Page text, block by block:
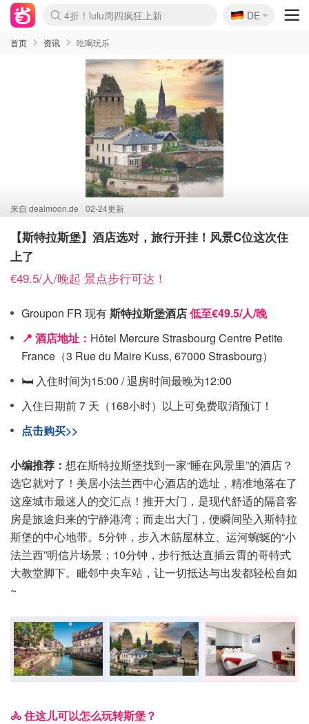
Boticinal 夏促开抢！
4折！lulu周四疯狂上新
还没结束！&OtherStories大促
Joybuy变相75折 随时失效
速领！Stanley独家85折
疑似霸哥！Camper额外叠85折
Zalando 奥莱闪促！每日更新
Moncler反季囤！5折起+叠9折
Coach Brooklyn仅€192
🇩🇪
DE
首页 资讯 吃喝玩乐
来自 dealmoon.de 02-24更新
【斯特拉斯堡】酒店选对，旅行开挂！风景C位这次住
上了
€49.5/人/晚起 景点步行可达！
Groupon FR 现有斯特拉斯堡酒店低至€49.5/人/晚
📍 酒店地址： Hôtel Mercure Strasbourg Centre Petite
France（3 Rue du Maire Kuss, 67000 Strasbourg）
🛏️ 入住时间为15:00 / 退房时间最晚为12:00
入住日期前 7 天（168小时）以上可免费取消预订！
点击购买>>
小编推荐： 想在斯特拉斯堡找到一家“睡在风景里”的酒店？
选它就对了！美居小法兰西中心酒店的选址，精准地落在了
这座城市最迷人的交汇点！推开大门，是现代舒适的隔音客
房是旅途归来的宁静港湾；而走出大门，便瞬间坠入斯特拉
斯堡的中心地带。5分钟，步入木筋屋林立、运河蜿蜒的“小
法兰西”明信片场景；10分钟，步行抵达直插云霄的哥特式
大教堂脚下。毗邻中央车站，让一切抵达与出发都轻松自如
~
🚴 住这儿可以怎么玩转斯堡？